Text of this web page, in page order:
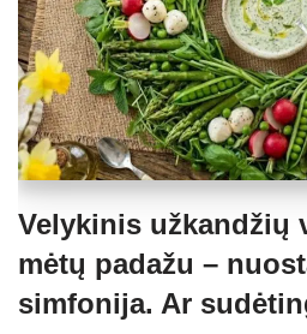
Velykinis užkandžių
mėtų padažu –
simfonija. Ar